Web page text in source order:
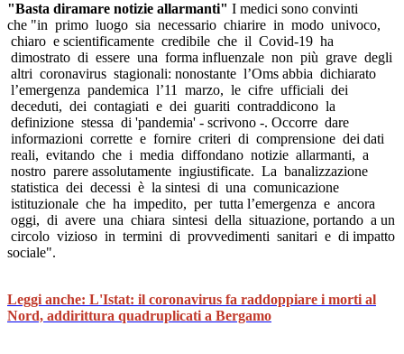
"Basta diramare notizie allarmanti" I medici sono convinti
che "in primo luogo sia necessario chiarire in modo univoco,
chiaro e scientificamente credibile che il Covid-19 ha
dimostrato di essere una forma influenzale non più grave degli
altri coronavirus stagionali: nonostante l’Oms abbia dichiarato
l’emergenza pandemica l’11 marzo, le cifre ufficiali dei
deceduti, dei contagiati e dei guariti contraddicono la
definizione stessa di 'pandemia' - scrivono -. Occorre dare
informazioni corrette e fornire criteri di comprensione dei dati
reali, evitando che i media diffondano notizie allarmanti, a
nostro parere assolutamente ingiustificate. La banalizzazione
statistica dei decessi è la sintesi di una comunicazione
istituzionale che ha impedito, per tutta l’emergenza e ancora
oggi, di avere una chiara sintesi della situazione, portando a un
circolo vizioso in termini di provvedimenti sanitari e di impatto
sociale".
Leggi anche: L'Istat: il coronavirus fa raddoppiare i morti al
Nord, addirittura quadruplicati a Bergamo